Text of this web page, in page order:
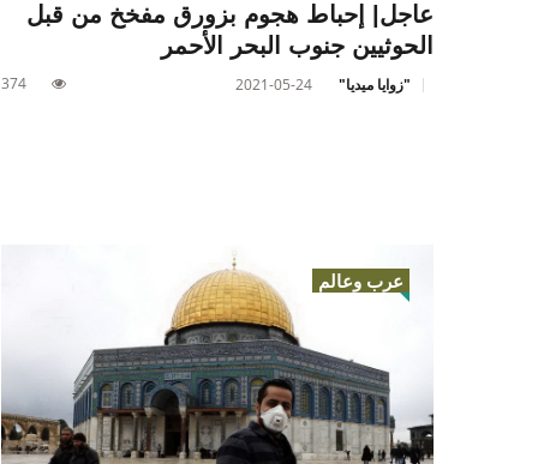
عاجل| إحباط هجوم بزورق مفخخ من قبل
الحوثيين جنوب البحر الأحمر
"زوايا ميديا" 2021-05-24
374
عرب وعالم